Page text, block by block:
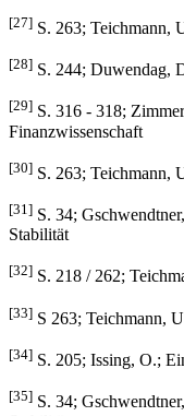
[27] S. 263; Teichmann,
[28] S. 244; Duwendag,
[29] S. 316 - 318;
Finanzwissenschaft
[30] S. 263; Teichmann,
[31] S. 34;
Stabilität
[32] S. 218 / 262;
[33] S 263; Teichmann,
[34] S. 205; Issing, O.;
[35] S. 34;